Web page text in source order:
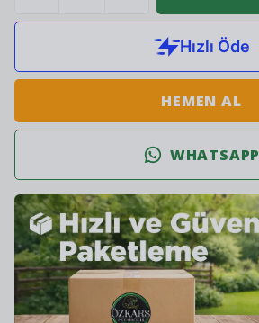
HEMEN AL
WHATSAPP